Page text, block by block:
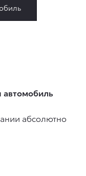
автомобиль
абсолютно